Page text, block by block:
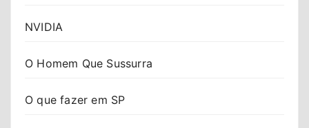
NVIDIA
O Homem Que Sussurra
O que fazer em SP